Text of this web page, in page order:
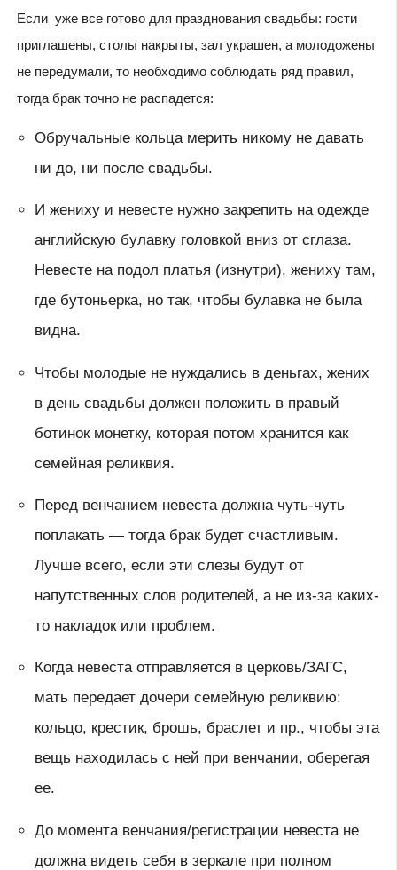
Если уже все готово для празднования свадьбы: гости
приглашены, столы накрыты, зал украшен, а молодожены
не передумали, то необходимо соблюдать ряд правил,
тогда брак точно не распадется:
Обручальные кольца мерить никому не давать
ни до, ни после свадьбы.
И жениху и невесте нужно закрепить на одежде
английскую булавку головкой вниз от сглаза.
Невесте на подол платья (изнутри), жениху там,
где бутоньерка, но так, чтобы булавка не была
видна.
Чтобы молодые не нуждались в деньгах, жених
в день свадьбы должен положить в правый
ботинок монетку, которая потом хранится как
семейная реликвия.
Перед венчанием невеста должна чуть-чуть
поплакать — тогда брак будет счастливым.
Лучше всего, если эти слезы будут от
напутственных слов родителей, а не из-за каких-
то накладок или проблем.
Когда невеста отправляется в церковь/ЗАГС,
мать передает дочери семейную реликвию:
кольцо, крестик, брошь, браслет и пр., чтобы эта
вещь находилась с ней при венчании, оберегая
ее.
До момента венчания/регистрации невеста не
должна видеть себя в зеркале при полном